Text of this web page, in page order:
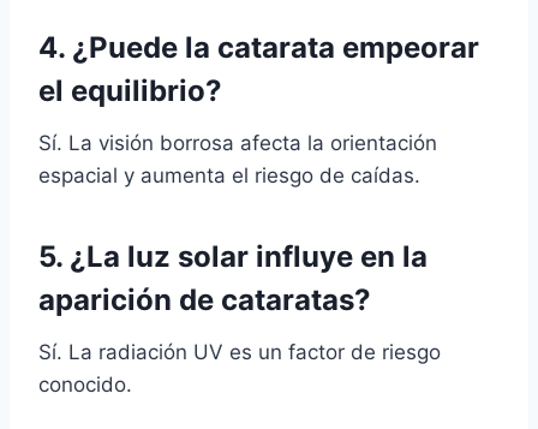
4. ¿Puede la catarata empeorar
el equilibrio?
Sí. La visión borrosa afecta la orientación
espacial y aumenta el riesgo de caídas.
5. ¿La luz solar influye en la
aparición de cataratas?
Sí. La radiación UV es un factor de riesgo
conocido.